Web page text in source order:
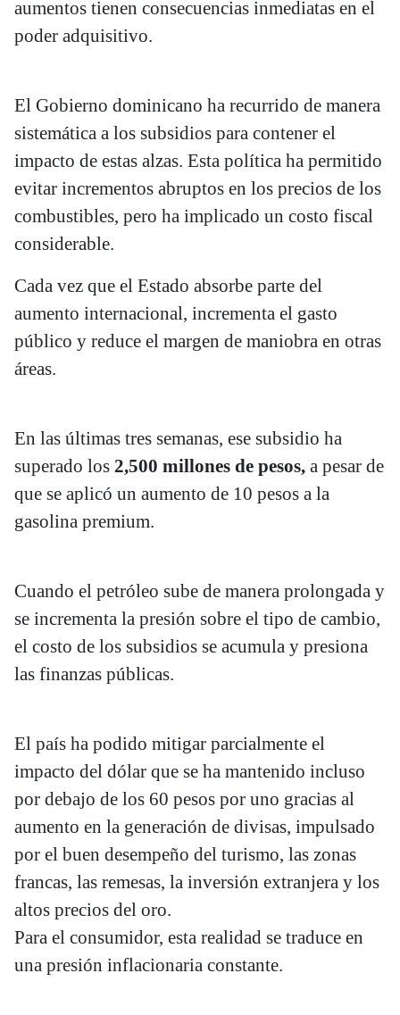
aumentos tienen consecuencias inmediatas en el
poder adquisitivo.
El Gobierno dominicano ha recurrido de manera
sistemática a los subsidios para contener el
impacto de estas alzas. Esta política ha permitido
evitar incrementos abruptos en los precios de los
combustibles, pero ha implicado un costo fiscal
considerable.
Cada vez que el Estado absorbe parte del
aumento internacional, incrementa el gasto
público y reduce el margen de maniobra en otras
áreas.
En las últimas tres semanas, ese subsidio ha
superado los 2,500 millones de pesos, a pesar de
que se aplicó un aumento de 10 pesos a la
gasolina premium.
Cuando el petróleo sube de manera prolongada y
se incrementa la presión sobre el tipo de cambio,
el costo de los subsidios se acumula y presiona
las finanzas públicas.
El país ha podido mitigar parcialmente el
impacto del dólar que se ha mantenido incluso
por debajo de los 60 pesos por uno gracias al
aumento en la generación de divisas, impulsado
por el buen desempeño del turismo, las zonas
francas, las remesas, la inversión extranjera y los
altos precios del oro.
Para el consumidor, esta realidad se traduce en
una presión inflacionaria constante.